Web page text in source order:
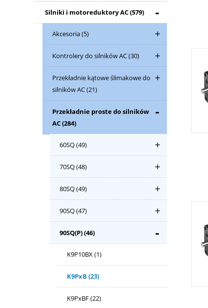
Silniki i motoreduktory AC(579)
Akcesoria(5)
Kontrolery do silników AC(30)
Przekładnie kątowe ślimakowe do
silników AC(21)
Przekładnie proste do silników
AC(284)
60SQ(49)
70SQ(48)
80SQ(49)
90SQ(47)
90SQ(P)(46)
K9P10BX(1)
K9PxB (23)
K9PxBF(22)